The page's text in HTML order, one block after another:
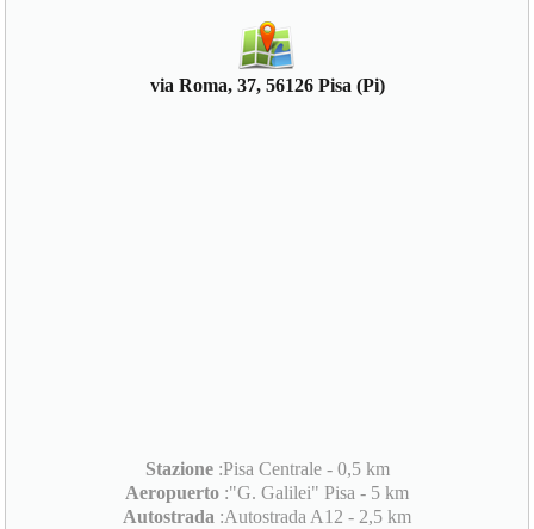
via Roma, 37, 56126 Pisa (Pi)
Stazione:Pisa Centrale - 0,5 km
Aeropuerto :"G. Galilei" Pisa - 5 km
Autostrada :Autostrada A12 - 2,5 km